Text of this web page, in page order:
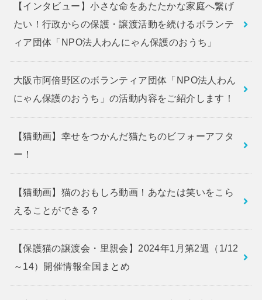
【インタビュー】小さな命をあたたかな家庭へ繋げ
たい！行政からの保護・譲渡活動を続けるボランテ
ィア団体「NPO法人わんにゃん保護のおうち」
大阪市阿倍野区のボランティア団体「NPO法人わん
にゃん保護のおうち」の活動内容をご紹介します！
【猫動画】幸せをつかんだ猫たちのビフォーアフタ
ー！
【猫動画】猫のおもしろ動画！あなたは笑いをこら
えることができる？
【保護猫の譲渡会・里親会】2024年1月第2週（1/12
～14）開催情報全国まとめ